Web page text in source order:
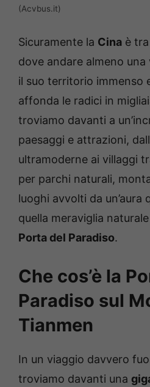
(Acvbus.it)
Sicuramente la Cina è
dove andare almeno
il suo territorio immenso
affonda le radici in
troviamo davanti a
paesaggi e attrazioni,
ultramoderne ai villaggi
per parchi naturali,
luoghi avvolti da un’aura
quella meraviglia
Porta del Paradiso.
Che cos’è la
Paradiso sul
Tianmen
In un viaggio davvero
troviamo davanti una